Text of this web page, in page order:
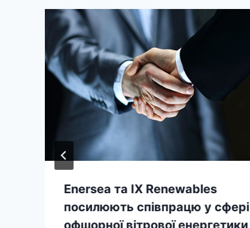
Enersea та IX Renewables
посилюють співпрацю у сфері
офшорної вітрової енергетики